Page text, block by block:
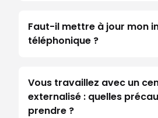
Faut-il mettre à jour mon
téléphonique ?
Vous travaillez avec un
externalisé : quelles
prendre ?